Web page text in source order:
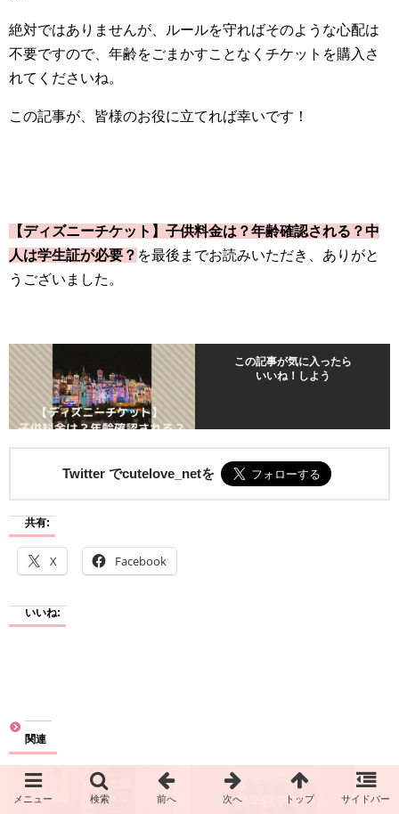
絶対ではありませんが、ルールを守ればそのような心配は
不要ですので、年齢をごまかすことなくチケットを購入さ
れてくださいね。
この記事が、皆様のお役に立てれば幸いです！
【ディズニーチケット】子供料金は？年齢確認される？中
人は学生証が必要？ を最後までお読みいただき、ありがと
うございました。
この記事が気に入ったら
いいね！しよう
Twitter でcutelove_netを
共有:
X Facebook
いいね:
関連